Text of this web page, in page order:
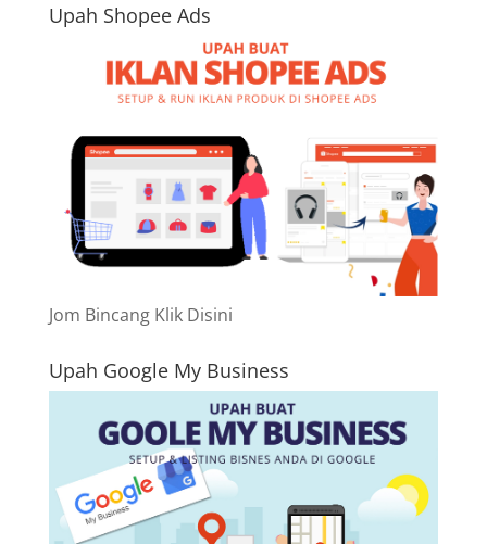
Upah Shopee Ads
Jom Bincang Klik Disini
Upah Google My Business